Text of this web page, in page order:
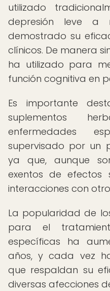
utilizado
depresión leve a
demostrado su
clínicos. De manera
ha utilizado para
función cognitiva en
Es importante
suplementos
enfermedades
supervisado por un
ya que, aunque
exentos de efectos
interacciones con
La popularidad de
para el
específicas ha
años, y cada vez
que respaldan su
diversas afecciones